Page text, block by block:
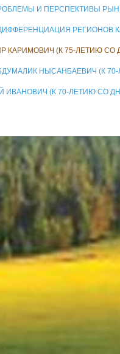
И ПЕРСПЕКТИВЫ
РЕГИОНОВ
КАРИМОВИЧ (К 75-ЛЕТИЮ
НЫСАНБАЕВИЧ (К
ИВАНОВИЧ (К 70-ЛЕТИЮ СО